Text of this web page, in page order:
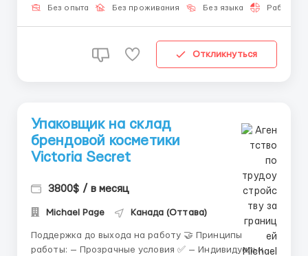
нам нужны свежие силы. Опыт? Оставь его для
Без опыта Без проживания Без языка Работа
Откликнуться
Упаковщик на склад
брендовой косметики
Victoria Secret
3800$ / в месяц
Michael Page Канада (Оттава)
Поддержка до выхода на работу 🤝 Принципы
работы: — Прозрачные условия ✅ — Индивидуальный